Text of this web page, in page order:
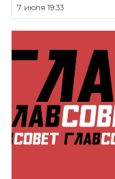
7 июля 19:33